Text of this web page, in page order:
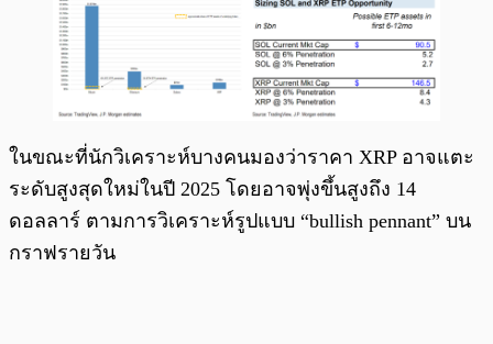
ในขณะที่นักวิเคราะห์บางคนมองว่าราคา XRP อาจแตะ
ระดับสูงสุดใหม่ในปี 2025 โดยอาจพุ่งขึ้นสูงถึง 14
ดอลลาร์ ตามการวิเคราะห์รูปแบบ “bullish pennant” บน
กราฟรายวัน